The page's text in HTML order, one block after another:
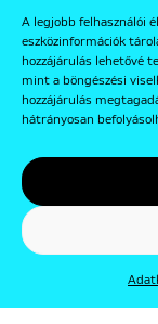
A legjobb felhasználói
eszközinformációk
hozzájárulás lehetővé
mint a böngészési
hozzájárulás
hátrányosan